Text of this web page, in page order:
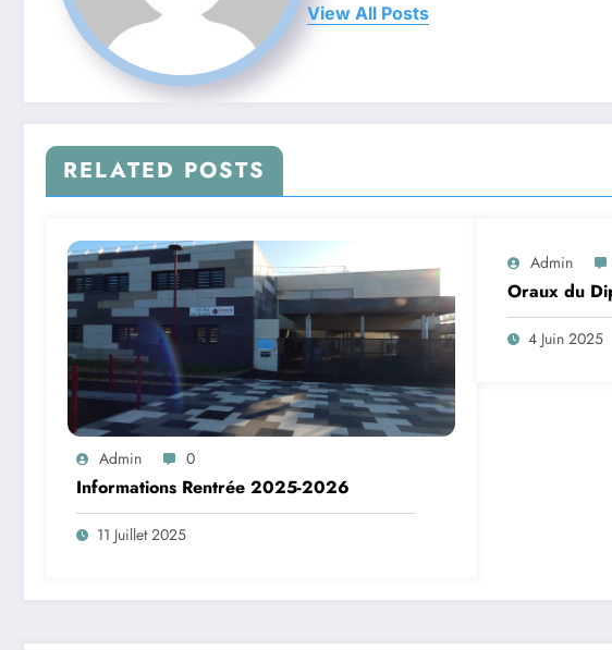
View All Posts
RELATED POSTS
Admin 0
Informations Rentrée 2025-2026
11 Juillet 2025
Admin
Oraux du
4 Juin 2025